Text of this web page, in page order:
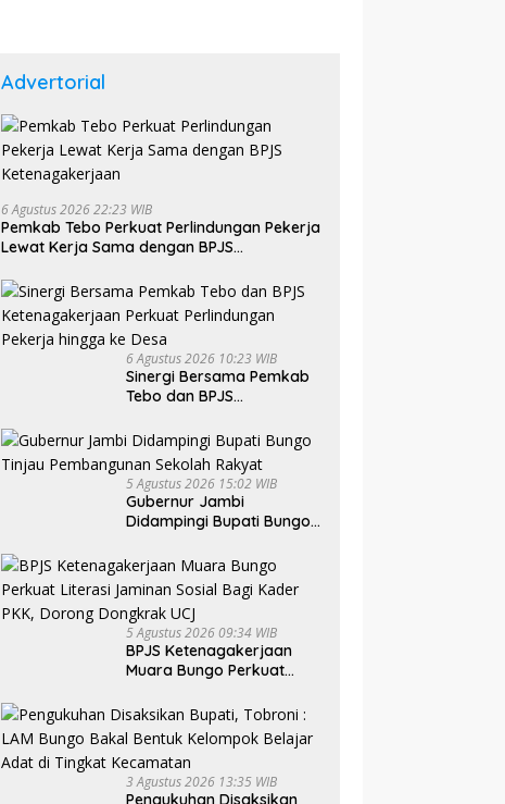
Advertorial
6 Agustus 2026 22:23 WIB
Pemkab Tebo Perkuat Perlindungan Pekerja
Lewat Kerja Sama dengan BPJS
6 Agustus 2026 10:23 WIB
Sinergi Bersama Pemkab
Tebo dan BPJS
Perlindungan Pekerja
hingga ke Desa
5 Agustus 2026 15:02 WIB
Gubernur Jambi
Didampingi Bupati Bungo
Sekolah Rakyat
5 Agustus 2026 09:34 WIB
BPJS Ketenagakerjaan
Muara Bungo Perkuat
Bagi Kader PKK, Dorong
Dongkrak UCJ
3 Agustus 2026 13:35 WIB
Pengukuhan Disaksikan